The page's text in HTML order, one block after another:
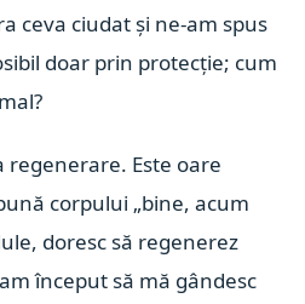
ceva ciudat și ne-am spus
doar prin protecție; cum
regenerare. Este oare
corpului „bine, acum
doresc să regenerez
început să mă gândesc